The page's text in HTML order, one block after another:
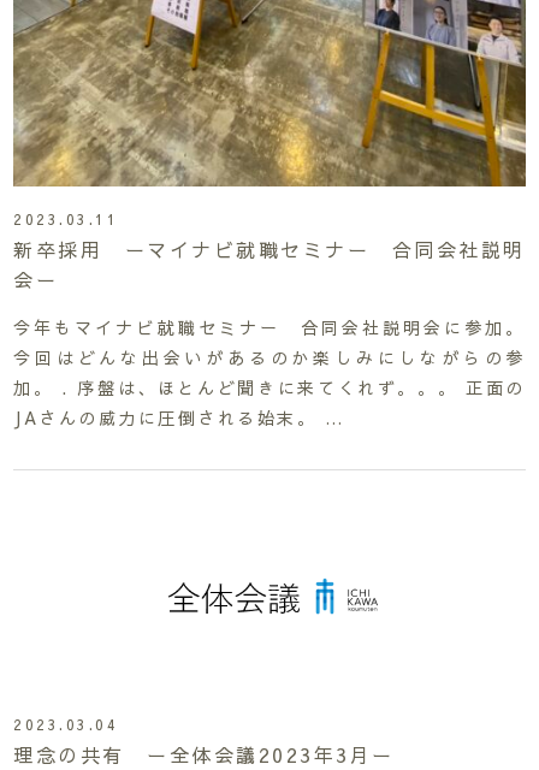
2023.03.11
新卒採用 ーマイナビ就職セミナー 合同会社説明
会ー
今年もマイナビ就職セミナー 合同会社説明会に参加。
今回はどんな出会いがあるのか楽しみにしながらの参
加。 . 序盤は、ほとんど聞きに来てくれず。。。 正面の
JAさんの威力に圧倒される始末。 …
2023.03.04
理念の共有 ー全体会議2023年3月ー